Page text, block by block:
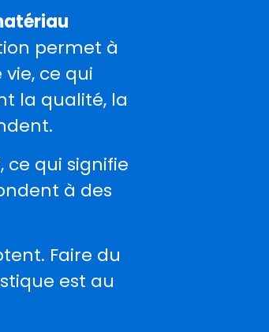
permet à
ce qui
la qualité, la
, ce qui signifie
à des
Faire du
est au